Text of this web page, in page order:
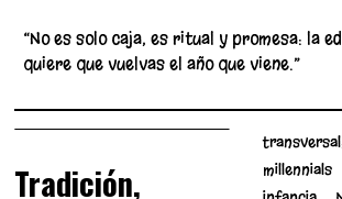
“No es solo caja, es ritual y promesa: la
quiere que vuelvas el año que viene.”
Tradición,